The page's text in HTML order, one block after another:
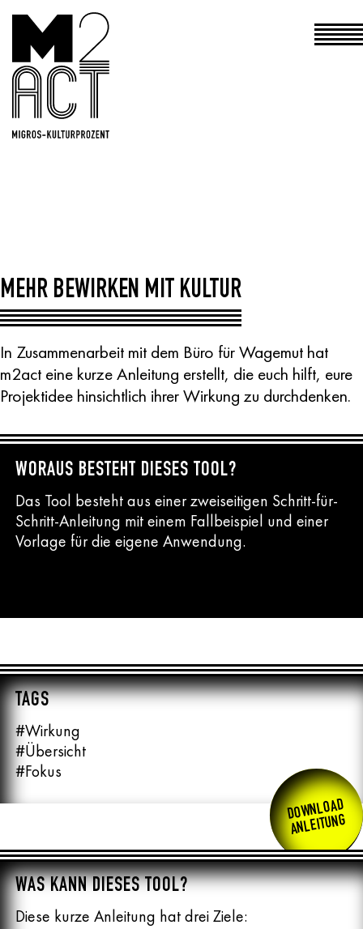
MEHR BEWIRKEN MIT KULTUR
In Zusammenarbeit mit dem Büro für Wagemut hat
m2act eine kurze Anleitung erstellt, die euch hilft, eure
Projektidee hinsichtlich ihrer Wirkung zu durchdenken.
WORAUS BESTEHT DIESES TOOL?
Das Tool besteht aus einer zweiseitigen Schritt-für-
Schritt-Anleitung mit einem Fallbeispiel und einer
Vorlage für die eigene Anwendung.
TAGS
#Wirkung
#Übersicht
#Fokus
DOWNLOAD
ANLEITUNG
WAS KANN DIESES TOOL?
Diese kurze Anleitung hat drei Ziele: